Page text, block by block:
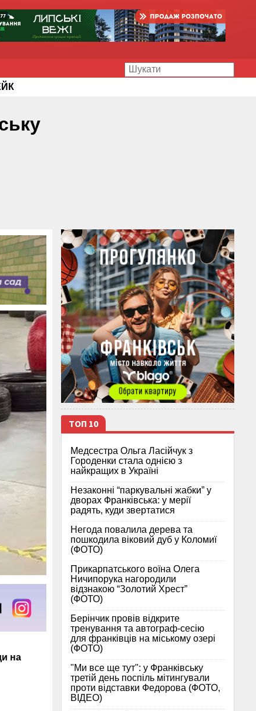
на
ТОП 10
Медсестра Ольга Ласійчук з
Городенки стала однією з
найкращих в Україні
Незаконні “паркувальні жабки” у
дворах Франківська: у мерії
радять, куди звертатися
Негода повалила дерева та
пошкодила віковий дуб у Коломиї
(ФОТО)
Прикарпатського воїна Олега
Ничипорука нагородили
відзнакою “Золотий Хрест”
(ФОТО)
Берінчик провів відкрите
тренування та автограф-сесію
для франківців на міському озері
(ФОТО)
"Ми все ще тут": у Франківську
третій день поспіль мітингували
проти відставки Федорова (ФОТО,
ВІДЕО)